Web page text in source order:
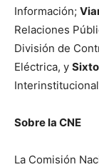
Información;
Relaciones
División de
Eléctrica, y
Sobre la CNE
La Comisión